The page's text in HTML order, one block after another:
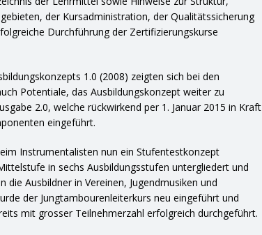
der Kursadministration, der Qualitätssicherung
Durchführung der Zertifizierungskurse
1.0 (2008) zeigten sich bei den
Potentiale, das Ausbildungskonzept weiter zu
2.0, welche rückwirkend per 1. Januar 2015 in Kraft
eingeführt.
Instrumentalisten nun ein Stufentestkonzept
in sechs Ausbildungsstufen untergliedert und
die Ausbildner in Vereinen, Jugendmusiken und
der Jungtambourenleiterkurs neu eingeführt und
mit grosser Teilnehmerzahl erfolgreich durchgeführt.